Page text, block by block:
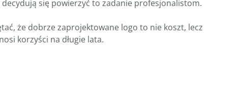
się powierzyć to zadanie profesjonalistom.
że dobrze zaprojektowane logo to nie koszt, lecz
korzyści na długie lata.